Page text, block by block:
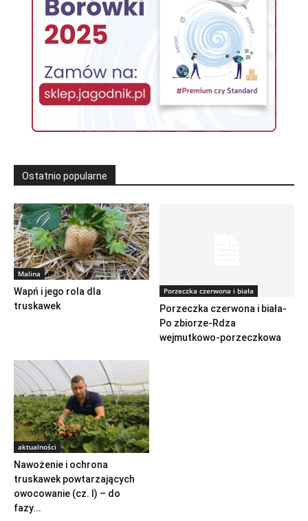
Ostatnio popularne
Malina
Wapń i jego rola dla
truskawek
Porzeczka czerwona i biała
Porzeczka czerwona i biała-
Po zbiorze-Rdza
wejmutkowo-porzeczkowa
aktualności
Nawożenie i ochrona
truskawek powtarzających
owocowanie (cz. I) – do
fazy...